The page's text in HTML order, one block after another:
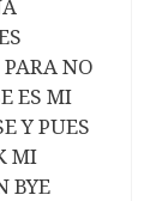
NO
ES MI
Y PUES
MI
BYE